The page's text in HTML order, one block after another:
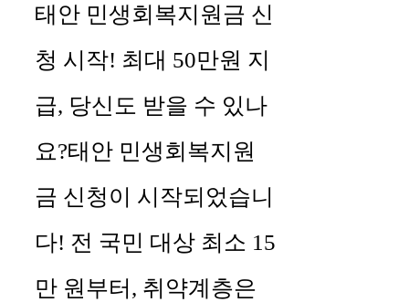
태안 민생회복지원금 신
청 시작! 최대 50만원 지
급, 당신도 받을 수 있나
요?태안 민생회복지원
금 신청이 시작되었습니
다! 전 국민 대상 최소 15
만 원부터, 취약계층은